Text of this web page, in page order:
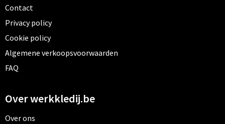
Contact
Privacy policy
Cookie policy
Algemene verkoopsvoorwaarden
FAQ
Over werkkledij.be
Over ons